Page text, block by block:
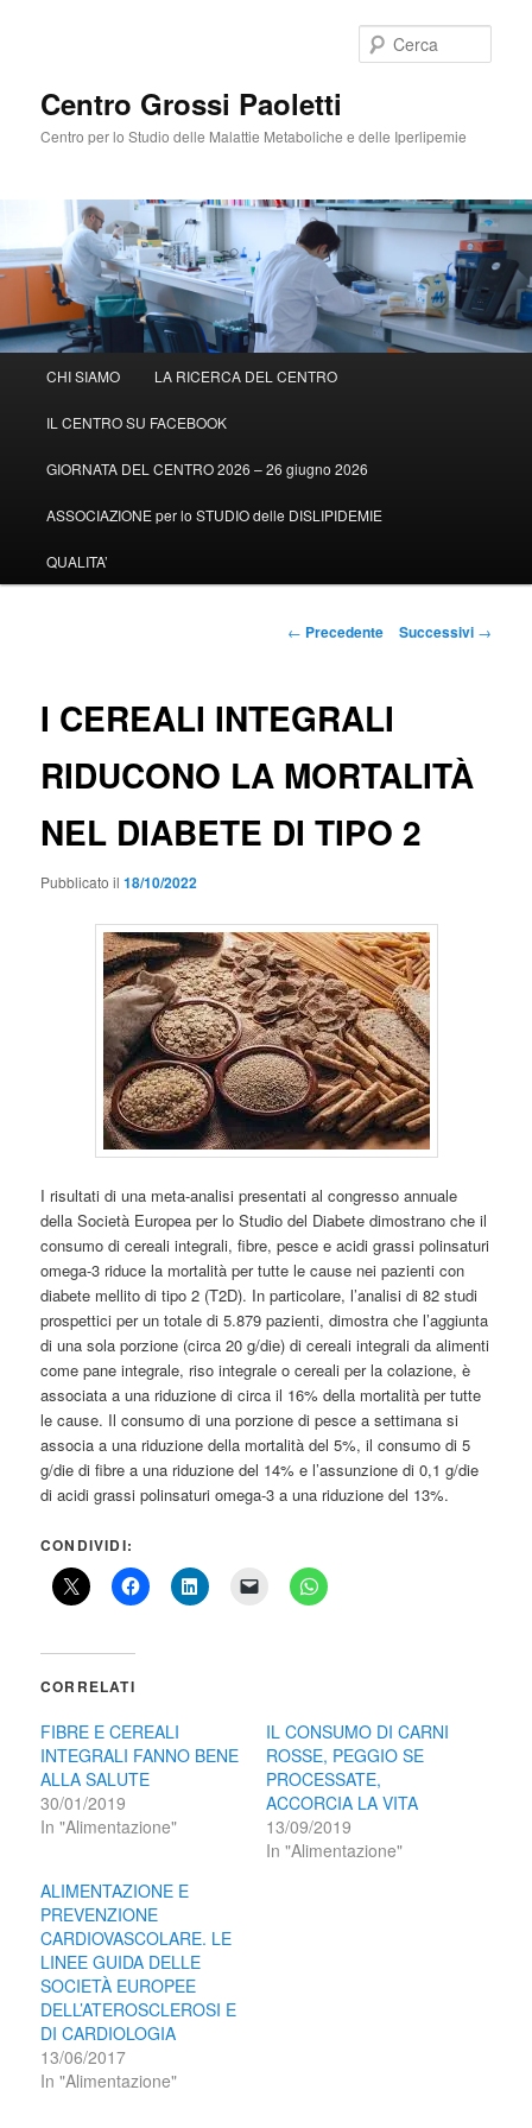
Centro Grossi Paoletti
Centro per lo Studio delle Malattie Metaboliche e delle Iperlipemie
principale
Vai
al
contenuto
CHI SIAMO LA RICERCA DEL CENTRO
IL CENTRO SU FACEBOOK
GIORNATA DEL CENTRO 2026 – 26 giugno 2026
ASSOCIAZIONE per lo STUDIO delle DISLIPIDEMIE
QUALITA’
Navigazione
← Precedente Successivi →
I CEREALI INTEGRALI
RIDUCONO LA MORTALITÀ
NEL DIABETE DI TIPO 2
Pubblicato il18/10/2022
I risultati di una meta-analisi presentati al congresso annuale
della Società Europea per lo Studio del Diabete dimostrano che il
consumo di cereali integrali, fibre, pesce e acidi grassi polinsaturi
omega-3 riduce la mortalità per tutte le cause nei pazienti con
diabete mellito di tipo 2 (T2D). In particolare, l’analisi di 82 studi
prospettici per un totale di 5.879 pazienti, dimostra che l’aggiunta
di una sola porzione (circa 20 g/die) di cereali integrali da alimenti
come pane integrale, riso integrale o cereali per la colazione, è
associata a una riduzione di circa il 16% della mortalità per tutte
le cause. Il consumo di una porzione di pesce a settimana si
associa a una riduzione della mortalità del 5%, il consumo di 5
g/die di fibre a una riduzione del 14% e l’assunzione di 0,1 g/die
di acidi grassi polinsaturi omega-3 a una riduzione del 13%.
CONDIVIDI:
CORRELATI
FIBRE E CEREALI
INTEGRALI FANNO BENE
ALLA SALUTE
30/01/2019
In "Alimentazione"
IL CONSUMO DI CARNI
ROSSE, PEGGIO SE
PROCESSATE,
ACCORCIA LA VITA
13/09/2019
In "Alimentazione"
ALIMENTAZIONE E
PREVENZIONE
CARDIOVASCOLARE. LE
LINEE GUIDA DELLE
SOCIETÀ EUROPEE
DELL’ATEROSCLEROSI E
DI CARDIOLOGIA
13/06/2017
In "Alimentazione"